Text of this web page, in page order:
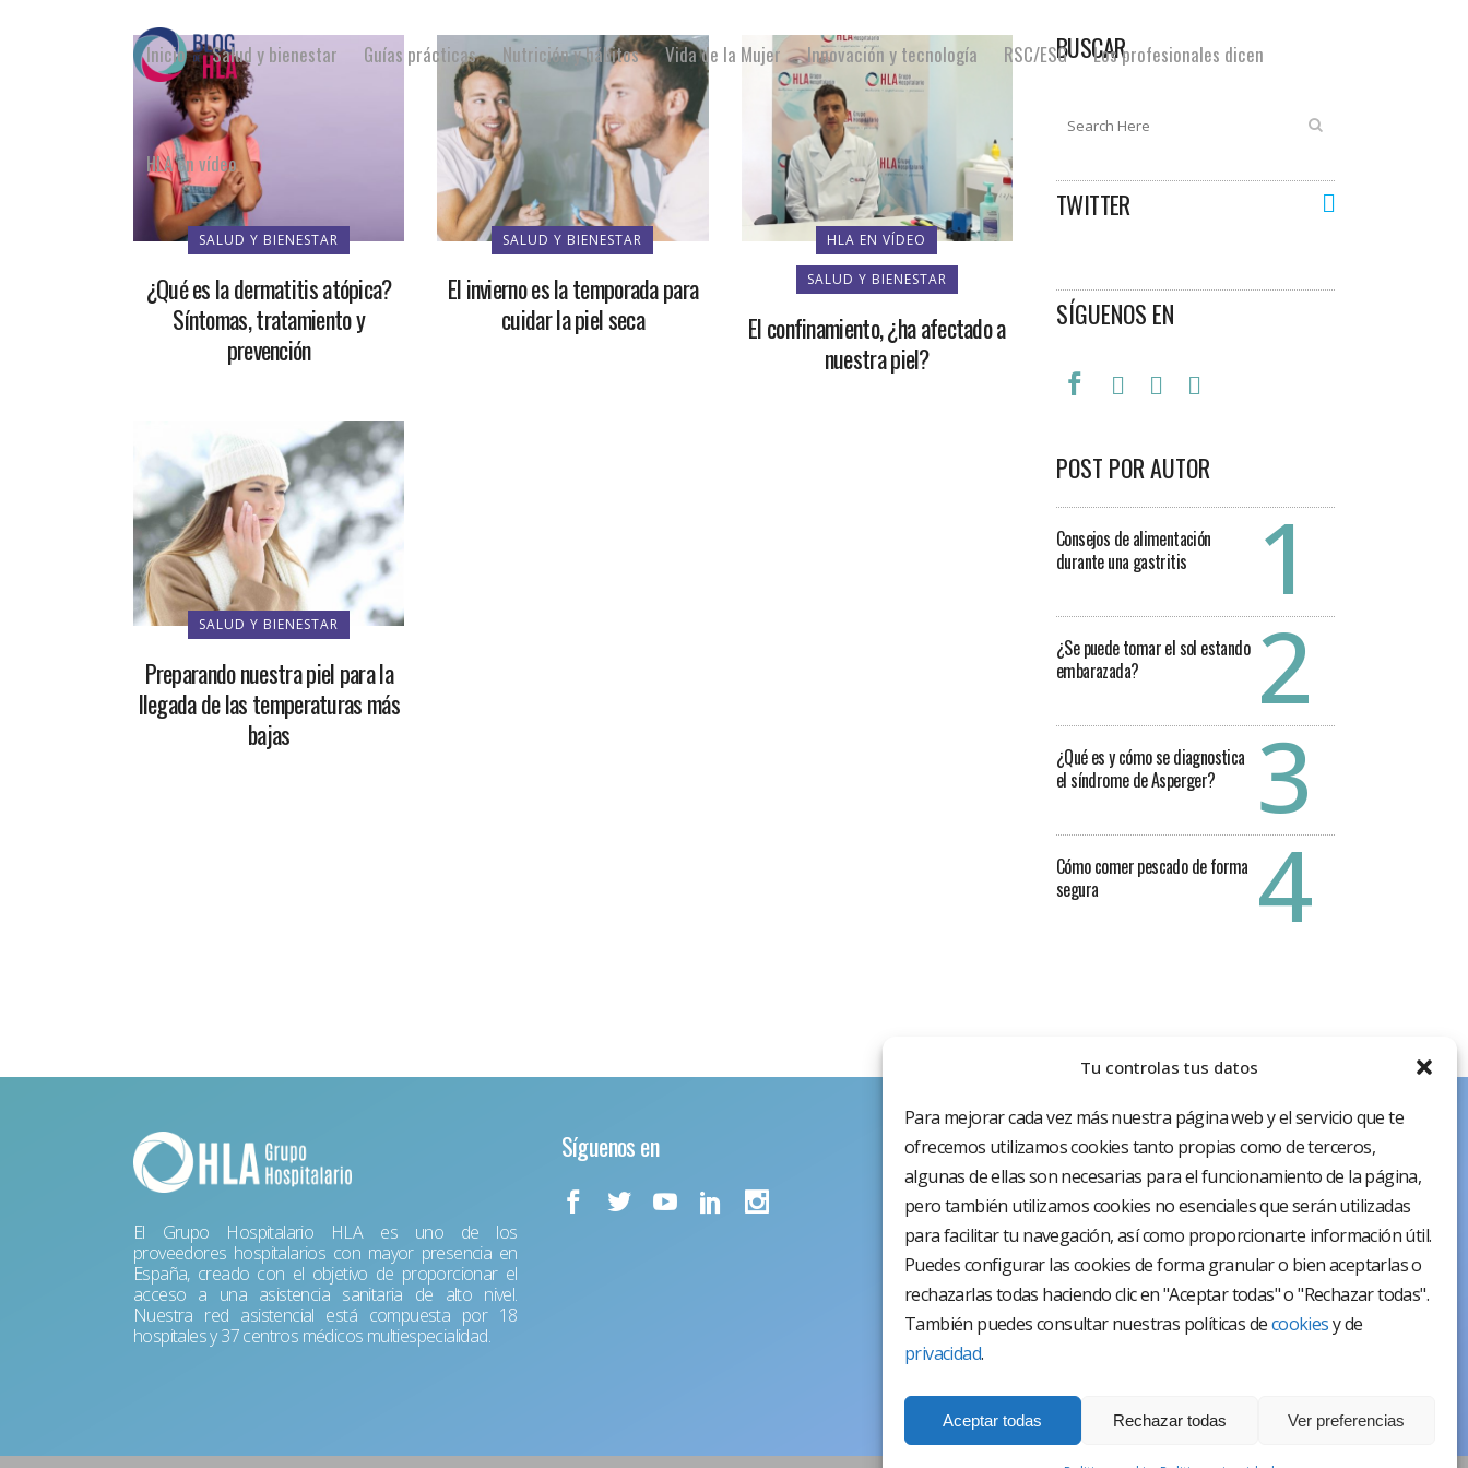
Tu controlas tus datos
Para mejorar cada vez más nuestra página web y el servicio que te
ofrecemos utilizamos cookies tanto propias como de terceros,
algunas de ellas son necesarias para el funcionamiento de la página,
pero también utilizamos cookies no esenciales que serán utilizadas
para facilitar tu navegación, así como proporcionarte información útil.
Puedes configurar las cookies de forma granular o bien aceptarlas o
rechazarlas todas haciendo clic en "Aceptar todas" o "Rechazar todas".
También puedes consultar nuestras políticas decookiesy de
privacidad.
Aceptar todas Rechazar todas Ver preferencias
Inicio Salud y bienestar Guías prácticas Nutrición y hábitos Vida de la Mujer Innovación y tecnología RSC/ESG Los profesionales dicen
HLA en vídeo
SALUD Y BIENESTAR
¿Qué es la dermatitis atópica?
Síntomas, tratamiento y
prevención
SALUD Y BIENESTAR
El invierno es la temporada para
cuidar la piel seca
HLA EN VÍDEO
SALUD Y BIENESTAR
El confinamiento, ¿ha afectado a
nuestra piel?
SALUD Y BIENESTAR
Preparando nuestra piel para la
llegada de las temperaturas más
bajas
BUSCAR
TWITTER
SÍGUENOS EN
POST POR AUTOR
Consejos de alimentación
durante una gastritis
¿Se puede tomar el sol estando
embarazada?
¿Qué es y cómo se diagnostica
el síndrome de Asperger?
Cómo comer pescado de forma
segura
El Grupo Hospitalario HLA es uno de los
proveedores hospitalarios con mayor presencia en
España, creado con el objetivo de proporcionar el
acceso a una asistencia sanitaria de alto nivel.
Nuestra red asistencial está compuesta por 18
hospitales y 37 centros médicos multiespecialidad.
Síguenos en